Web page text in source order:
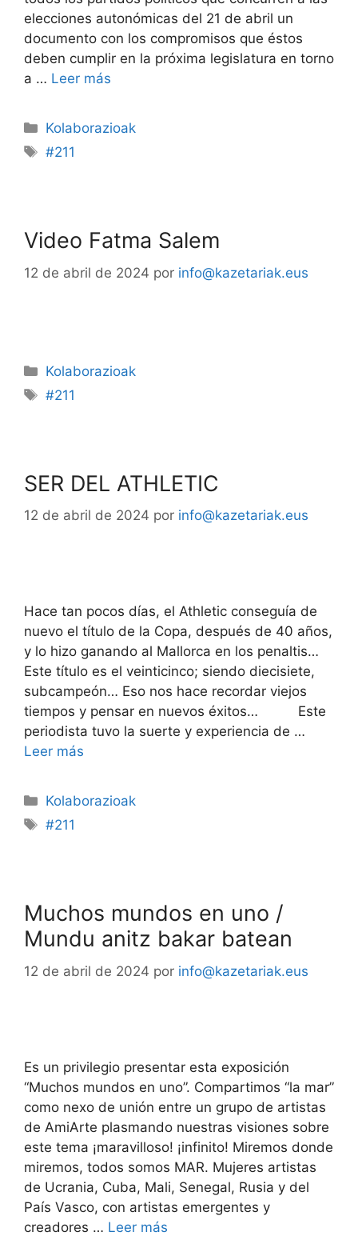
elecciones autonómicas del 21 de abril un
documento con los compromisos que éstos
deben cumplir en la próxima legislatura en torno
a … Leer más
Kolaborazioak
#211
Video Fatma Salem
12 de abril de 2024 por info@kazetariak.eus
Kolaborazioak
#211
SER DEL ATHLETIC
12 de abril de 2024 por info@kazetariak.eus
Hace tan pocos días, el Athletic conseguía de
nuevo el título de la Copa, después de 40 años,
y lo hizo ganando al Mallorca en los penaltis…
Este título es el veinticinco; siendo diecisiete,
subcampeón… Eso nos hace recordar viejos
tiempos y pensar en nuevos éxitos… Este
periodista tuvo la suerte y experiencia de …
Leer más
Kolaborazioak
#211
Muchos mundos en uno /
Mundu anitz bakar batean
12 de abril de 2024 por info@kazetariak.eus
Es un privilegio presentar esta exposición
“Muchos mundos en uno”. Compartimos “la mar”
como nexo de unión entre un grupo de artistas
de AmiArte plasmando nuestras visiones sobre
este tema ¡maravilloso! ¡infinito! Miremos donde
miremos, todos somos MAR. Mujeres artistas
de Ucrania, Cuba, Mali, Senegal, Rusia y del
País Vasco, con artistas emergentes y
creadores … Leer más